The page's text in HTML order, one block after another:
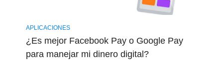
APLICACIONES
¿Es mejor Facebook Pay o Google Pay
para manejar mi dinero digital?